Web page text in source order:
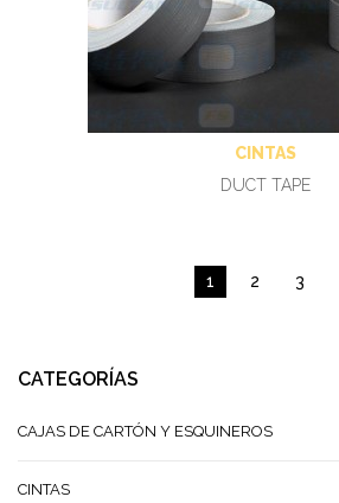
CINTAS
DUCT TAPE
1 2 3
CATEGORÍAS
CAJAS DE CARTÓN Y ESQUINEROS
CINTAS